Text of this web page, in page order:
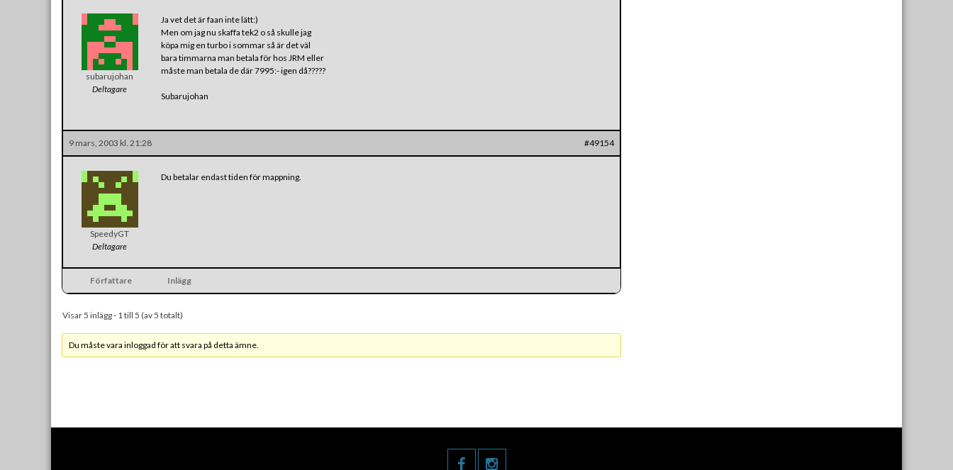
subarujohan
Deltagare
Ja vet det är faan inte lätt:)
Men om jag nu skaffa tek2 o så skulle jag
köpa mig en turbo i sommar så är det väl
bara timmarna man betala för hos JRM eller
måste man betala de där 7995:- igen då?????
Subarujohan
9 mars, 2003 kl. 21:28 #49154
SpeedyGT
Deltagare
Du betalar endast tiden för mappning.
Författare Inlägg
Visar 5 inlägg - 1 till 5 (av 5 totalt)
Du måste vara inloggad för att svara på detta ämne.